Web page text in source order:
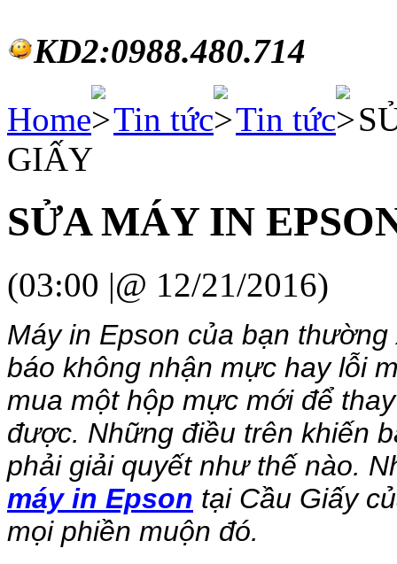
KD2:0988.480.714
Home
Tin tức Tin tức
GIẤY
SỬA MÁY IN
(03:00 |@ 12/21/2016)
Máy in Epson của bạn
báo không nhận mực hay lỗi
mua một hộp mực mới để
được. Những điều trên khiến
phải giải quyết như thế nào.
máy in Epson tại Cầu Giấy
mọi phiền muộn đó.